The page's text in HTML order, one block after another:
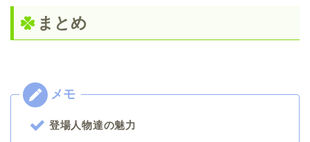
まとめ
登場人物達の魅力